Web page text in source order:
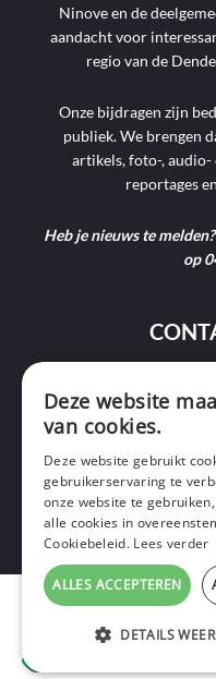
Ninove en de
aandacht voor
regio van de
Onze bijdragen zijn
publiek. We brengen
artikels, foto-, audio-
reportages
Heb je nieuws te
op
Copyright © 2020 Ninof
Cookie
Deze website
van cookies.
Deze website gebruikt
gebruikerservaring te
onze website te
alle cookies in
Cookiebeleid. Lees verder
ALLES ACCEPTEREN
DETAILS